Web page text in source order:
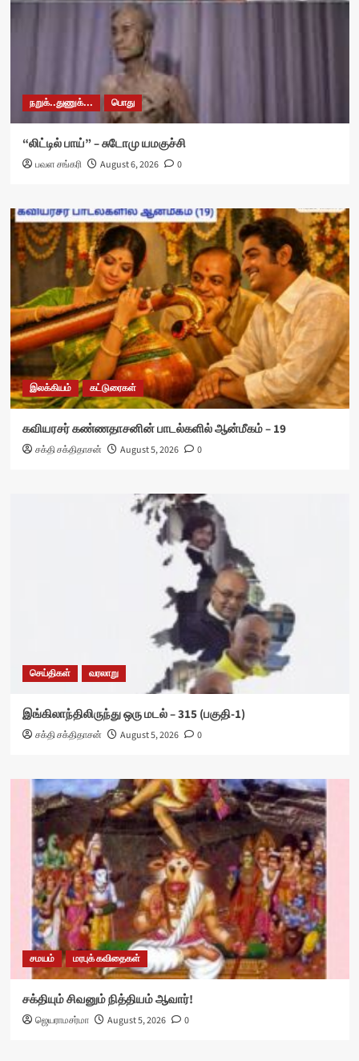
நறுக்..துணுக்... பொது
“லிட்டில் பாய்” – சுடோமு யமகுச்சி
பவள சங்கரி August 6, 2026 0
இலக்கியம் கட்டுரைகள்
கவியரசர் கண்ணதாசனின் பாடல்களில் ஆன்மீகம் – 19
சக்தி சக்திதாசன் August 5, 2026 0
செய்திகள் வரலாறு
இங்கிலாந்திலிருந்து ஒரு மடல் – 315 (பகுதி-1)
சக்தி சக்திதாசன் August 5, 2026 0
சமயம் மரபுக் கவிதைகள்
சக்தியும் சிவனும் நித்தியம் ஆவார்!
ஜெயராமசர்மா August 5, 2026 0